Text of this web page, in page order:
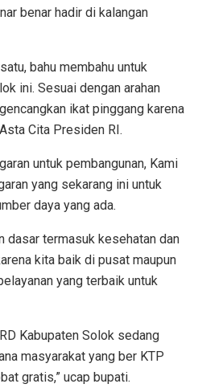
benar hadir di kalangan
bahu membahu untuk
ini. Sesuai dengan arahan
ikat pinggang karena
Cita Presiden RI.
untuk pembangunan, Kami
yang sekarang ini untuk
daya yang ada.
dasar termasuk kesehatan dan
kita baik di pusat maupun
yang terbaik untuk
Kabupaten Solok sedang
masyarakat yang ber KTP
gratis,” ucap bupati.